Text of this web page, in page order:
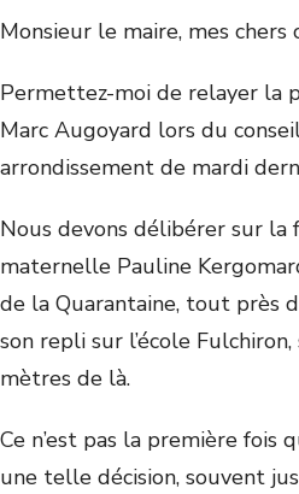
Monsieur le maire, mes chers
Permettez-moi de relayer la
Marc Augoyard lors du
arrondissement de mardi
Nous devons délibérer sur la
maternelle Pauline
de la Quarantaine, tout près
son repli sur l’école
mètres de là.
Ce n’est pas la première fois
une telle décision, souvent